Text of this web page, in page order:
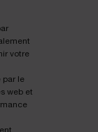
votre
par le
web et